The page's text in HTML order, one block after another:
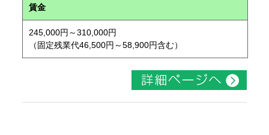
賃金
245,000円～310,000円
（固定残業代46,500円～58,900円含む）